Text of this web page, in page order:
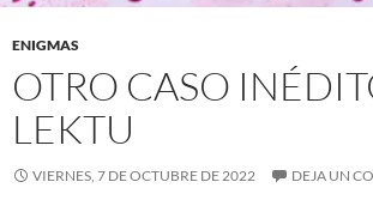
ENIGMAS
OTRO CASO
LEKTU
VIERNES, 7 DE OCTUBRE DE 2022 DEJA UN